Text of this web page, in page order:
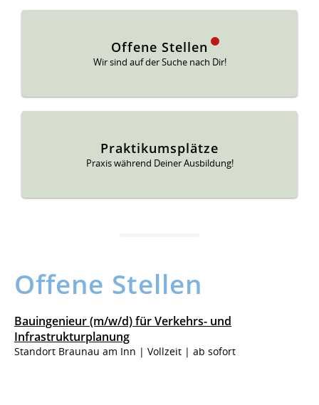
Offene Stellen
Wir sind auf der Suche nach Dir!
Praktikumsplätze
Praxis während Deiner Ausbildung!
Offene Stellen
Bauingenieur (m/w/d) für Verkehrs- und
Infrastrukturplanung
Standort Braunau am Inn | Vollzeit | ab sofort